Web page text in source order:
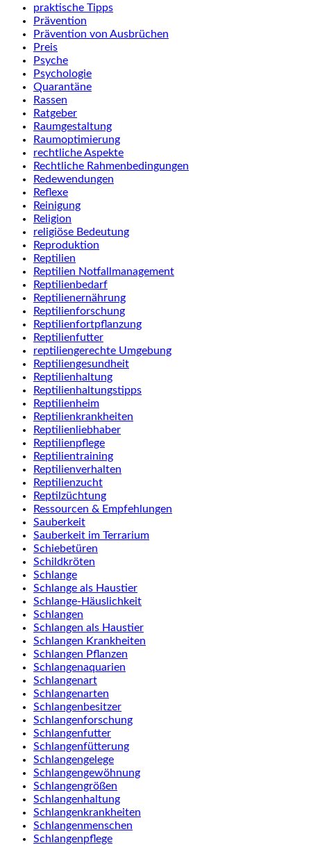
praktische Tipps
Prävention
Prävention von Ausbrüchen
Preis
Psyche
Psychologie
Quarantäne
Rassen
Ratgeber
Raumgestaltung
Raumoptimierung
rechtliche Aspekte
Rechtliche Rahmenbedingungen
Redewendungen
Reflexe
Reinigung
Religion
religiöse Bedeutung
Reproduktion
Reptilien
Reptilien Notfallmanagement
Reptilienbedarf
Reptilienernährung
Reptilienforschung
Reptilienfortpflanzung
Reptilienfutter
reptiliengerechte Umgebung
Reptiliengesundheit
Reptilienhaltung
Reptilienhaltungstipps
Reptilienheim
Reptilienkrankheiten
Reptilienliebhaber
Reptilienpflege
Reptilientraining
Reptilienverhalten
Reptilienzucht
Reptilzüchtung
Ressourcen & Empfehlungen
Sauberkeit
Sauberkeit im Terrarium
Schiebetüren
Schildkröten
Schlange
Schlange als Haustier
Schlange-Häuslichkeit
Schlangen
Schlangen als Haustier
Schlangen Krankheiten
Schlangen Pflanzen
Schlangenaquarien
Schlangenart
Schlangenarten
Schlangenbesitzer
Schlangenforschung
Schlangenfutter
Schlangenfütterung
Schlangengelege
Schlangengewöhnung
Schlangengrößen
Schlangenhaltung
Schlangenkrankheiten
Schlangenmenschen
Schlangenpflege